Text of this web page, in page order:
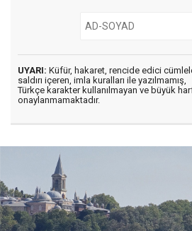
UYARI: Küfür, hakaret, rencide edici
saldırı içeren, imla kuralları ile yazılmamış,
Türkçe karakter kullanılmayan ve büyük
onaylanmamaktadır.